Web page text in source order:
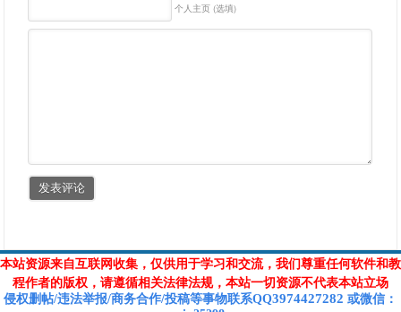
个人主页 (选填)
本站资源来自互联网收集，仅供用于学习和交流，我们尊重任何软件和教
程作者的版权，请遵循相关法律法规，本站一切资源不代表本站立场
侵权删帖/违法举报/商务合作/投稿等事物联系QQ3974427282 或微信 ：